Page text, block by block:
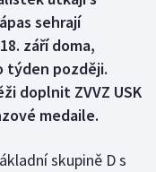
sehrají
září doma,
týden později.
doplnit ZVVZ USK
medaile.
skupině D s